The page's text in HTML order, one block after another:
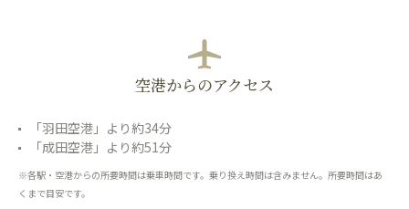
空港からのアクセス
「羽田空港」より約34分
「成田空港」より約51分
※各駅・空港からの所要時間は乗車時間です。乗り換え時間は含みません。所要時間はあ
くまで目安です。